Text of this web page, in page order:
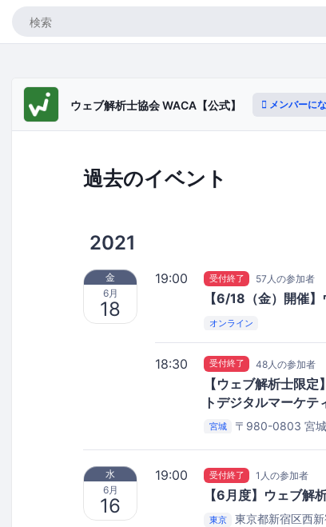
ウェブ解析士協会 WACA【公式】 メンバーに
過去のイベント
2021
金
6月
18
19:00 受付終了 57人の参加者
【6/18（金）開催
オンライン
18:30 受付終了 48人の参加者
【ウェブ解析士限
トデジタルマーケ
宮城 〒980-0803 宮
水
6月
16
19:00 受付終了 1人の参加者
【6月度】ウェブ
東京 東京都新宿区西